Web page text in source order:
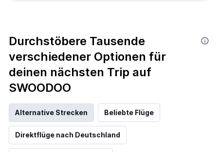
Durchstöbere Tausende
verschiedener Optionen für
deinen nächsten Trip auf
SWOODOO
Alternative Strecken Beliebte Flüge
Direktflüge nach Deutschland